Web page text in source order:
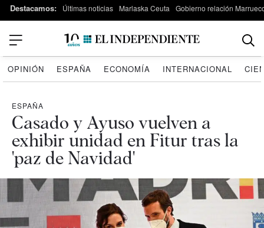
Destacamos: Últimas noticias Marlaska Ceuta Gobierno relación
OPINIÓN ESPAÑA ECONOMÍA INTERNACIONAL
ESPAÑA
Casado y Ayuso vuelven a
exhibir unidad en Fitur tras la
'paz de Navidad'